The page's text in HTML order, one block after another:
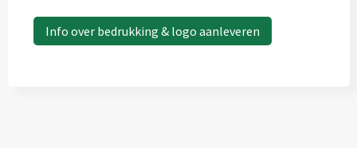
Info over bedrukking & logo aanleveren